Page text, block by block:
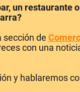
un restaurante
sección de
con una
y hablaremos